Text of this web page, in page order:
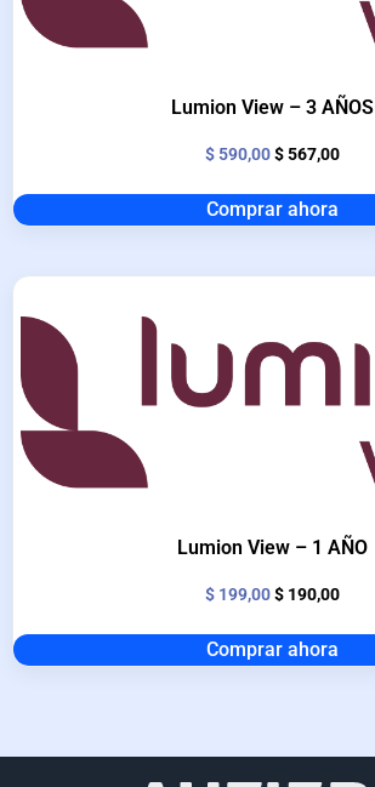
Lumion View – 3 AÑOS
$590,00 $567,00
Comprar ahora
Lumion View – 1 AÑO
$199,00 $190,00
Comprar ahora